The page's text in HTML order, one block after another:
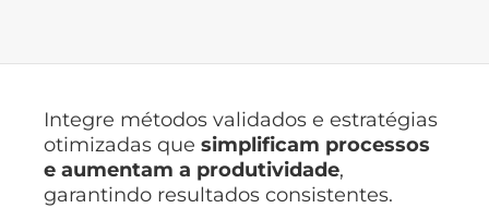
Integre métodos validados e estratégias
otimizadas que simplificam processos
e aumentam a produtividade,
garantindo resultados consistentes.